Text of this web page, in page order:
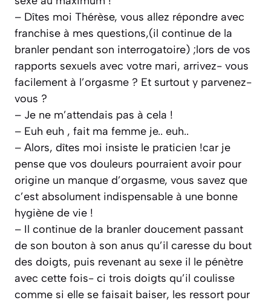
– Dîtes moi Thérèse, vous allez répondre avec
franchise à mes questions,(il continue de la
branler pendant son interrogatoire) ;lors de vos
rapports sexuels avec votre mari, arrivez- vous
facilement à l’orgasme ? Et surtout y parvenez-
vous ?
– Je ne m’attendais pas à cela !
– Euh euh , fait ma femme je.. euh..
– Alors, dîtes moi insiste le praticien !car je
pense que vos douleurs pourraient avoir pour
origine un manque d’orgasme, vous savez que
c’est absolument indispensable à une bonne
hygiène de vie !
– Il continue de la branler doucement passant
de son bouton à son anus qu’il caresse du bout
des doigts, puis revenant au sexe il le pénètre
avec cette fois- ci trois doigts qu’il coulisse
comme si elle se faisait baiser, les ressort pour